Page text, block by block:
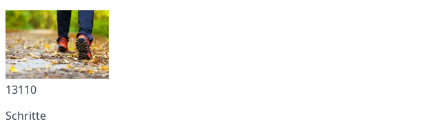
13110
Schritte